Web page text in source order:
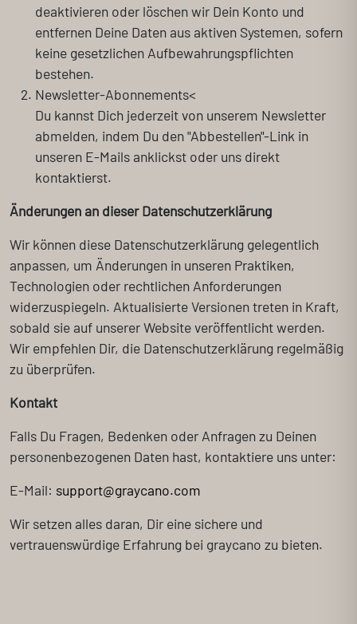
deaktivieren oder löschen wir Dein Konto und
entfernen Deine Daten aus aktiven Systemen, sofern
keine gesetzlichen Aufbewahrungspflichten
bestehen.
Newsletter-Abonnements<
Du kannst Dich jederzeit von unserem Newsletter
abmelden, indem Du den "Abbestellen"-Link in
unseren E-Mails anklickst oder uns direkt
kontaktierst.
Änderungen an dieser Datenschutzerklärung
Wir können diese Datenschutzerklärung gelegentlich
anpassen, um Änderungen in unseren Praktiken,
Technologien oder rechtlichen Anforderungen
widerzuspiegeln. Aktualisierte Versionen treten in Kraft,
sobald sie auf unserer Website veröffentlicht werden.
Wir empfehlen Dir, die Datenschutzerklärung regelmäßig
zu überprüfen.
Kontakt
Falls Du Fragen, Bedenken oder Anfragen zu Deinen
personenbezogenen Daten hast, kontaktiere uns unter:
E-Mail: support@graycano.com
Wir setzen alles daran, Dir eine sichere und
vertrauenswürdige Erfahrung bei graycano zu bieten.